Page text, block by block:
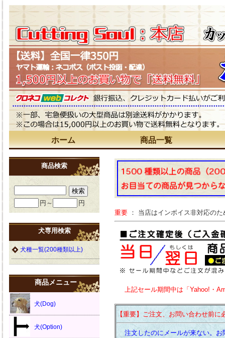
ホーム 商品一覧
重要 ： 当店はインボイス非対応の
上記セール期間中は「Yahoo!・
【重要】ご注文、お問い合わせ前に
注文したのにメールが来ない。お
商品検索
円～ 円
犬専用検索
犬種一覧(200種類以上)
商品メニュー
犬(Dog)
犬(Option)